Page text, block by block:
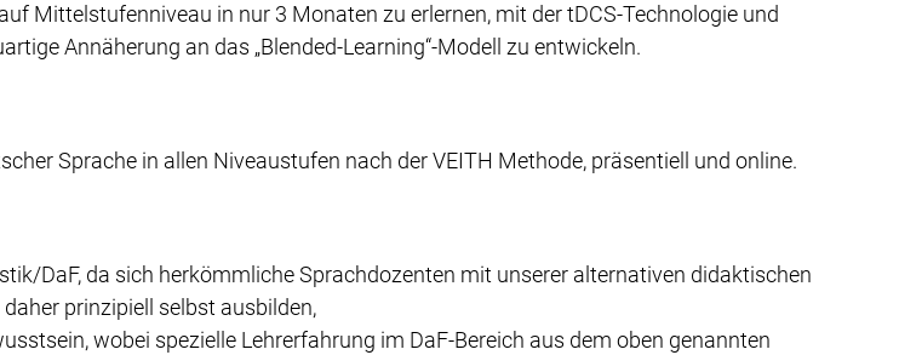
Mittelstufenniveau in nur 3 Monaten zu erlernen, mit der tDCS-Technologie und
Annäherung an das „Blended-Learning“-Modell zu entwickeln.
Sprache in allen Niveaustufen nach der VEITH Methode, präsentiell und online.
DaF, da sich herkömmliche Sprachdozenten mit unserer alternativen didaktischen
prinzipiell selbst ausbilden,
wobei spezielle Lehrerfahrung im DaF-Bereich aus dem oben genannten